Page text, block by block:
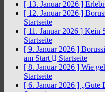
[ 13. Januar 2026 ]
[ 12. Januar 2026 ]
Startseite
[ 11. Januar 2026 ] Kein
Startseite
[ 9. Januar 2026 ]
am Start
Startseite
[ 8. Januar 2026 ] Wie
Startseite
[ 6. Januar 2026 ] „Gute